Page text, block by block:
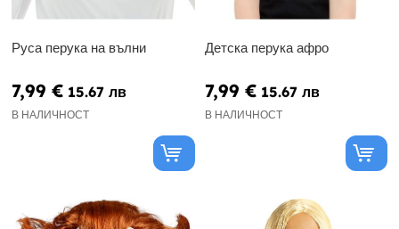
Руса перука на вълни
7,99 € 15.67 лв
В НАЛИЧНОСТ
Детска перука афро
7,99 € 15.67 лв
В НАЛИЧНОСТ